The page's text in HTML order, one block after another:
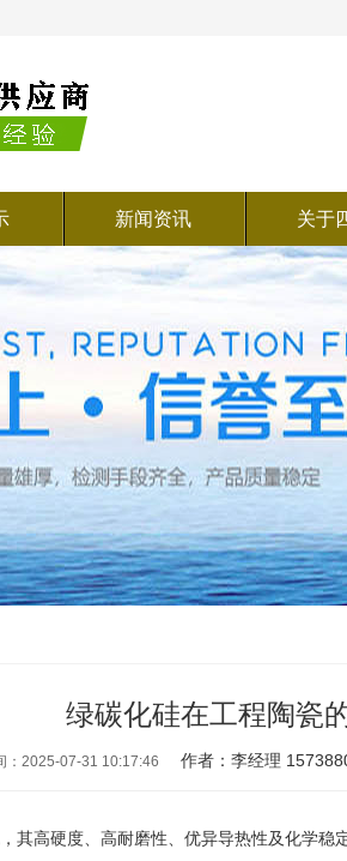
新闻资讯 关于
绿碳化硅在工程陶瓷
：2025-07-31 10:17:46 作者：李经理
其高硬度、高耐磨性、优异导热性及化学